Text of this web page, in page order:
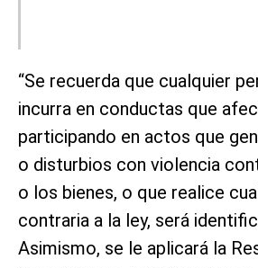
“Se recuerda que cualquier
incurra en conductas que
participando en actos que
o disturbios con violencia
o los bienes, o que realice
contraria a la ley, será
Asimismo, se le aplicará la